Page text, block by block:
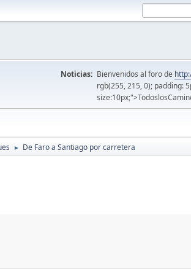
Noticias: Bienvenidos al foro de
rgb(255, 215, 0); padding:
► De Faro a Santiago por carretera